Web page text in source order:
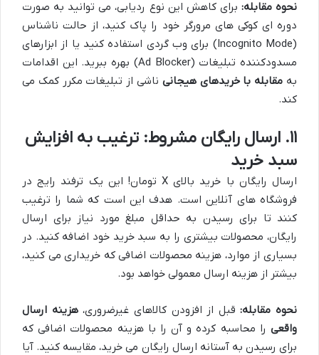
نحوه مقابله: برای کاهش این نوع ردیابی، می توانید به صورت
دوره ای کوکی های مرورگر خود را پاک کنید، از حالت ناشناس
(Incognito Mode) برای وب گردی استفاده کنید یا از ابزارهای
مسدودکننده تبلیغات (Ad Blocker) بهره ببرید. این اقدامات
به مقابله با خریدهای هیجانی ناشی از تبلیغات مکرر کمک می
کند.
۱۱. ارسال رایگان مشروط: ترغیب به افزایش
سبد خرید
ارسال رایگان با خرید بالای X تومان! این یک ترفند رایج در
فروشگاه های آنلاین است. هدف این است که شما را ترغیب
کنند تا برای رسیدن به حداقل مبلغ مورد نیاز برای ارسال
رایگان، محصولات بیشتری را به سبد خرید خود اضافه کنید. در
بسیاری از موارد، هزینه محصولات اضافی که خریداری می کنید،
بیشتر از هزینه ارسال معمولی خواهد بود.
نحوه مقابله:قبل از افزودن کالاهای غیرضروری،هزینه ارسال
واقعی را محاسبه کرده و آن را با هزینه محصولات اضافی که
برای رسیدن به آستانه ارسال رایگان می خرید، مقایسه کنید. آیا